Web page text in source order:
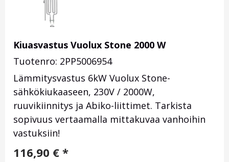
Kiuasvastus Vuolux Stone 2000 W
Tuotenro: 2PP5006954
Lämmitysvastus 6kW Vuolux Stone-
sähkökiukaaseen, 230V / 2000W,
ruuvikiinnitys ja Abiko-liittimet. Tarkista
sopivuus vertaamalla mittakuvaa vanhoihin
vastuksiin!
116,90 € *